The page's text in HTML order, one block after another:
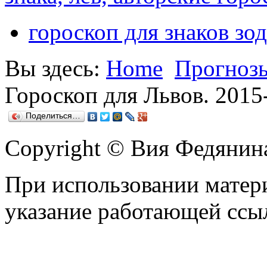
гороскоп для знаков
Вы здесь: Home
Гороскоп для Львов.
Поделиться…
Copyright © Вия
При использовании
указание работающей